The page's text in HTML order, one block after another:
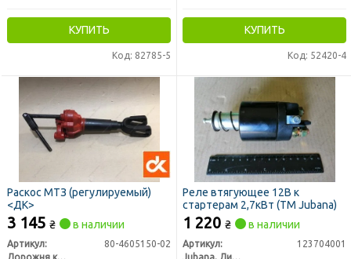
КУПИТЬ
Код: 82785-5
КУПИТЬ
Код: 52420-4
Раскос МТЗ (регулируемый)
<ДК>
3 145 ₴ в наличии
Артикул:
80-4605150-02
Дорожня карта
Реле втягующее 12В к
стартерам 2,7кВт (TM Jubana)
1 220 ₴ в наличии
Артикул:
123704001
Jubana, Литва